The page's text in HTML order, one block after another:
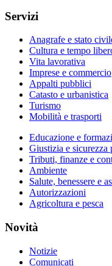
Servizi
Anagrafe e stato
Cultura e tempo
Vita lavorativa
Imprese e commercio
Appalti pubblici
Catasto e urbanistica
Turismo
Mobilità e trasporti
Educazione e
Giustizia e sicurezza
Tributi, finanze e
Ambiente
Salute, benessere e
Autorizzazioni
Agricoltura e pesca
Novità
Notizie
Comunicati